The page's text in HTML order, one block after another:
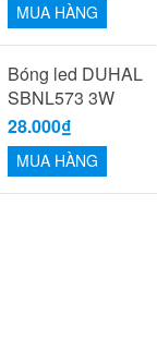
MUA HÀNG
Bóng led DUHAL
SBNL573 3W
28.000₫
MUA HÀNG